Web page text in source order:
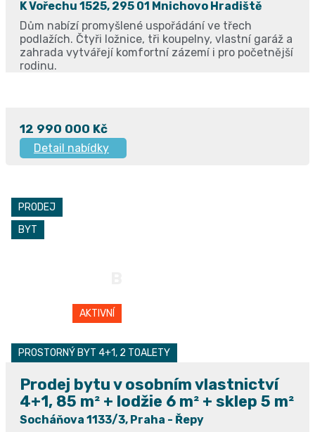
K Vořechu 1525, 295 01 Mnichovo Hradiště
Dům nabízí promyšlené uspořádání ve třech
podlažích. Čtyři ložnice, tři koupelny, vlastní garáž a
zahrada vytvářejí komfortní zázemí i pro početnější
rodinu.
12 990 000 Kč
Detail nabídky
PRODEJ
BYT
AKTIVNÍ
PROSTORNÝ BYT 4+1, 2 TOALETY
Prodej bytu v osobním vlastnictví
4+1, 85 m² + lodžie 6 m² + sklep 5 m²
Socháňova 1133/3, Praha - Řepy